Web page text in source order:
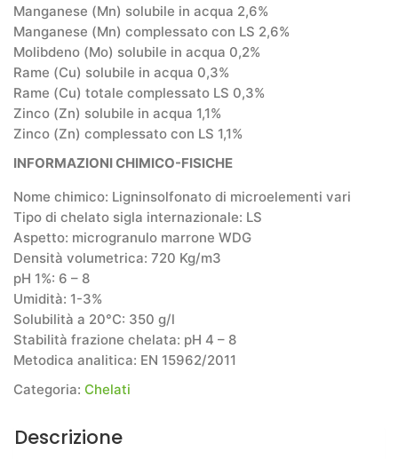
Manganese (Mn) solubile in acqua 2,6%
Manganese (Mn) complessato con LS 2,6%
Molibdeno (Mo) solubile in acqua 0,2%
Rame (Cu) solubile in acqua 0,3%
Rame (Cu) totale complessato LS 0,3%
Zinco (Zn) solubile in acqua 1,1%
Zinco (Zn) complessato con LS 1,1%
INFORMAZIONI CHIMICO-FISICHE
Nome chimico: Ligninsolfonato di microelementi vari
Tipo di chelato sigla internazionale: LS
Aspetto: microgranulo marrone WDG
Densità volumetrica: 720 Kg/m3
pH 1%: 6 – 8
Umidità: 1-3%
Solubilità a 20°C: 350 g/l
Stabilità frazione chelata: pH 4 – 8
Metodica analitica: EN 15962/2011
Categoria: Chelati
Descrizione